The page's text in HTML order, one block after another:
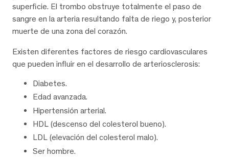
superficie. El trombo obstruye totalmente el paso de
sangre en la arteria resultando falta de riego y, posterior
muerte de una zona del corazón.
Existen diferentes factores de riesgo cardiovasculares
que pueden influir en el desarrollo de arteriosclerosis:
Diabetes.
Edad avanzada.
Hipertensión arterial.
HDL (descenso del colesterol bueno).
LDL (elevación del colesterol malo).
Ser hombre.